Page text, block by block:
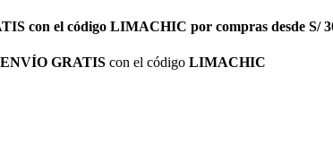
con el código LIMACHIC por compras desde S/
ENVÍO GRATIScon el código LIMACHIC